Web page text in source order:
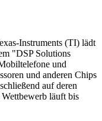
Instruments (TI) lädt
"DSP Solutions
und
und anderen Chips
auf deren
läuft bis